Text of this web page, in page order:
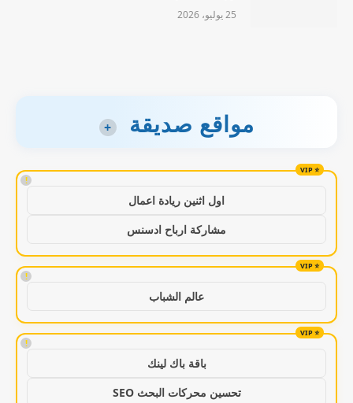
25 يوليو، 2026
مواقع صديقة +
!
اول اثنين ريادة اعمال
مشاركة ارباح ادسنس
!
عالم الشباب
!
باقة باك لينك
تحسين محركات البحث SEO